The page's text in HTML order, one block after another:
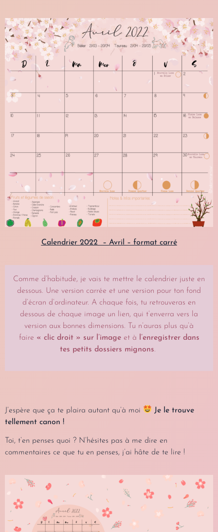
Calendrier 2022 – Avril – format carré
Comme d’habitude, je vais te mettre le calendrier juste en
dessous. Une version carrée et une version pour ton fond
d’écran d’ordinateur. A chaque fois, tu retrouveras en
dessous de chaque image un lien, qui t’enverra vers la
version aux bonnes dimensions. Tu n’auras plus qu’à
faire « clic droit » sur l’imageet à
l’enregistrer dans
tes petits dossiers mignons.
J’espère que ça te plaira autant qu’à moi
Je le trouve
tellement canon !
Toi, t’en penses quoi ? N’hésites pas à me dire en
commentaires ce que tu en penses, j’ai hâte de te lire !